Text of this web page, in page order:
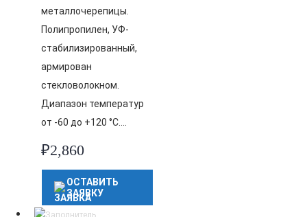
металлочерепицы.
Полипропилен, УФ-
стабилизированный,
армирован
стекловолокном.
Диапазон температур
от -60 до +120 °C….
₽2,860
ОСТАВИТЬ
ЗАЯВКУ